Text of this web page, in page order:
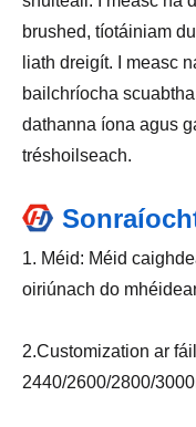
brushed, tíotáiniam
liath dreigít. I measc
bailchríocha
dathanna íona agus
tréshoilseach.
1. Méid: Méid
oiriúnach do
2.Customization ar
2440/2600/2800/